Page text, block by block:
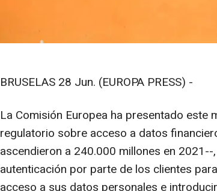
BRUSELAS 28 Jun. (EUROPA PRESS) -
La Comisión Europea ha presentado este
regulatorio sobre acceso a datos
ascendieron a 240.000 millones en
autenticación por parte de los clientes
acceso a sus datos personales e